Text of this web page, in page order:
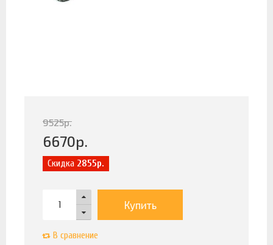
9525р.
6670р.
Скидка 2855р.
Купить
В сравнение